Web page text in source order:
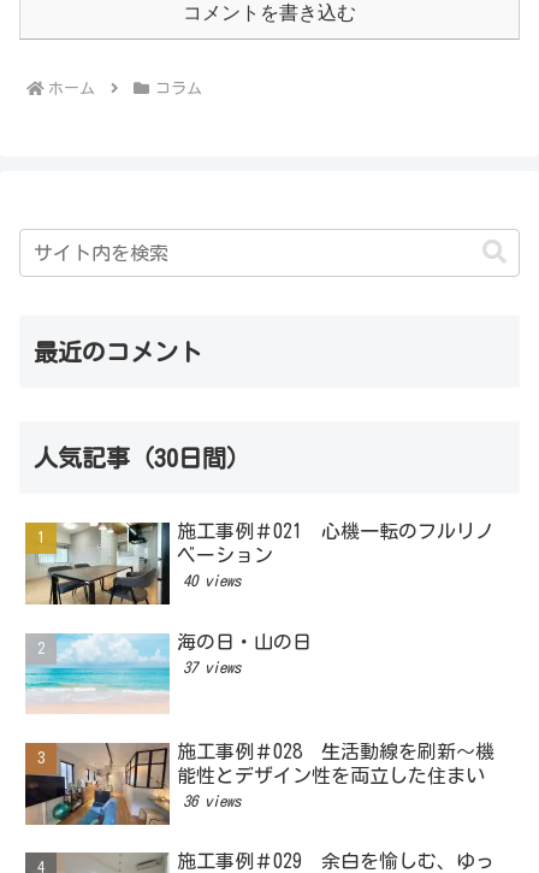
コメントを書き込む
ホーム コラム
最近のコメント
人気記事（30日間）
施工事例＃021 心機一転のフルリノ
ベーション
40 views
海の日・山の日
37 views
施工事例＃028 生活動線を刷新～機
能性とデザイン性を両立した住まい
36 views
施工事例＃029 余白を愉しむ、ゆっ